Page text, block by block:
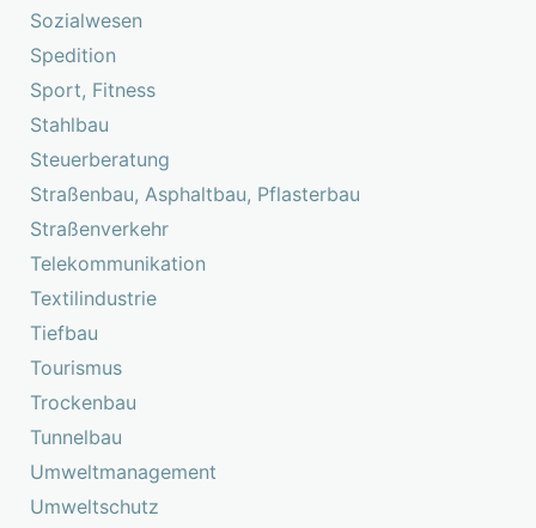
Sozialwesen
Spedition
Sport, Fitness
Stahlbau
Steuerberatung
Straßenbau, Asphaltbau, Pflasterbau
Straßenverkehr
Telekommunikation
Textilindustrie
Tiefbau
Tourismus
Trockenbau
Tunnelbau
Umweltmanagement
Umweltschutz